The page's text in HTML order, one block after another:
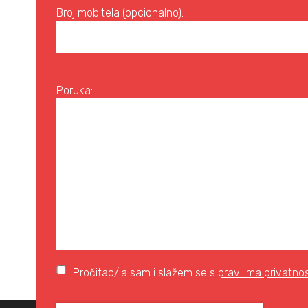
Broj mobitela (opcionalno):
Poruka:
Pročitao/la sam i slažem se s pravilima